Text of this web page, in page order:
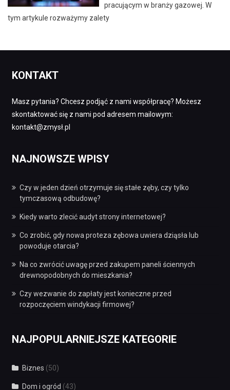
pracującym w branży gazowej. W
tym artykule rozważymy zalety
KONTAKT
Masz pytania? Chcesz podjąć z nami współpracę? Możesz
skontaktować się z nami pod adresem mailowym:
kontakt@zmysł.pl
NAJNOWSZE WPISY
Czy w jeden dzień otrzymuje się stałe zęby, czy tylko
tymczasową odbudowę?
Kiedy warto zlecić audyt strony internetowej?
Co zrobić, gdy nowa proteza zębowa uwiera dziąsła lub
powoduje otarcia?
Na co zwrócić uwagę przed zakupem paneli ściennych
drewnopodobnych do mieszkania?
Czy wezwanie do zapłaty jest konieczne przed
rozpoczęciem windykacji firmowej?
NAJPOPULARNIEJSZE KATEGORIE
Biznes (50)
Dom i ogród (43)